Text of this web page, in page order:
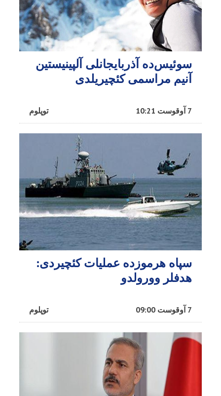
سوئیس‌ده آذربایجانلی آلپینیستین
آنیم مراسمی کئچیریلدی
توپلوم 7 آوقوست 10:21
سپاه هرموزده عملیات کئچیردی:
هدفلر وورولدو
توپلوم 7 آوقوست 09:00